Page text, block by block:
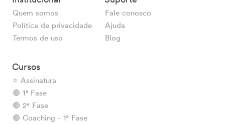
Quem somos
Política de privacidade
Termos de uso
Fale conosco
Ajuda
Blog
Cursos
⭐ Assinatura
🔴 1ª Fase
🔴 2ª Fase
🔴 Coaching - 1ª Fase